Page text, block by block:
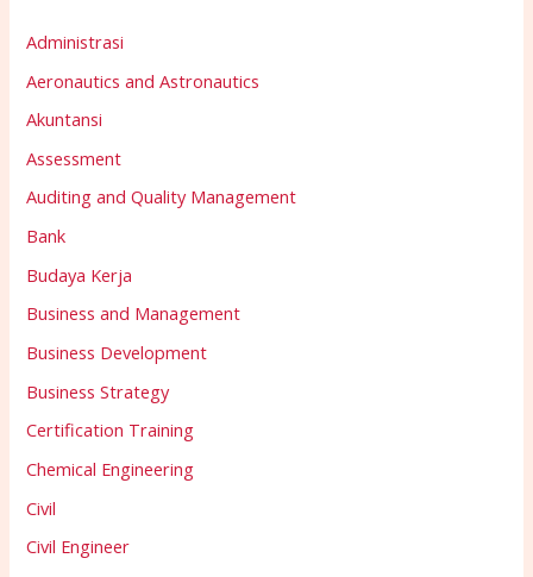
Administrasi
Aeronautics and Astronautics
Akuntansi
Assessment
Auditing and Quality Management
Bank
Budaya Kerja
Business and Management
Business Development
Business Strategy
Certification Training
Chemical Engineering
Civil
Civil Engineer